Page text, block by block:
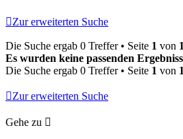
Zur erweiterten Suche
Die Suche ergab 0 Treffer • Seite 1 von 1
Es wurden keine passenden
Die Suche ergab 0 Treffer • Seite 1 von 1
Zur erweiterten Suche
Gehe zu